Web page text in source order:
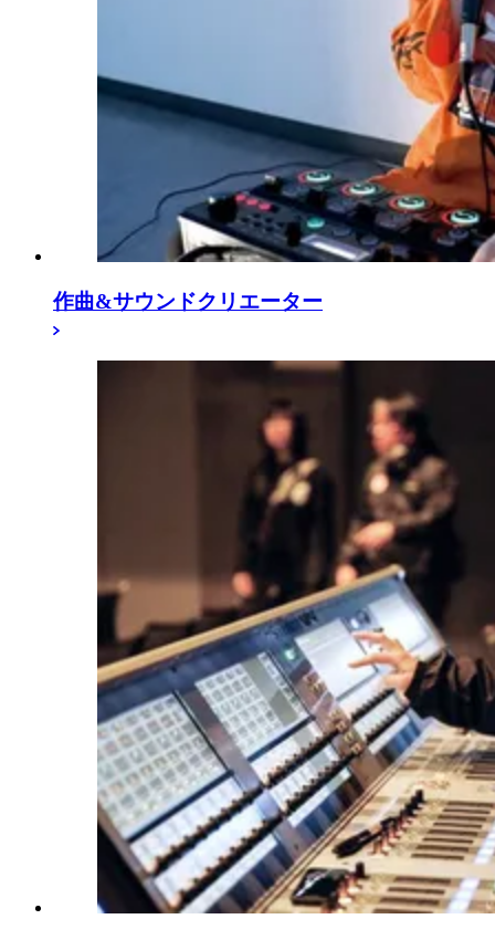
作曲&サウンドクリエーター